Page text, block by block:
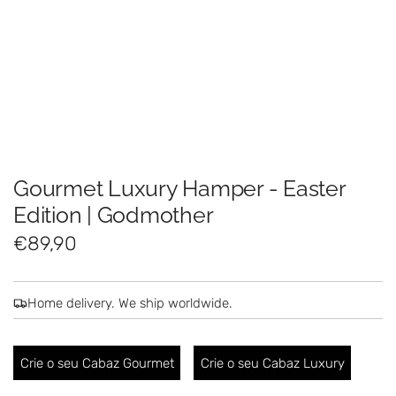
Gourmet Luxury Hamper - Easter
Edition | Godmother
R
g
€89,90
Home delivery. We ship worldwide.
Crie o seu Cabaz Gourmet Crie o seu Cabaz Luxury